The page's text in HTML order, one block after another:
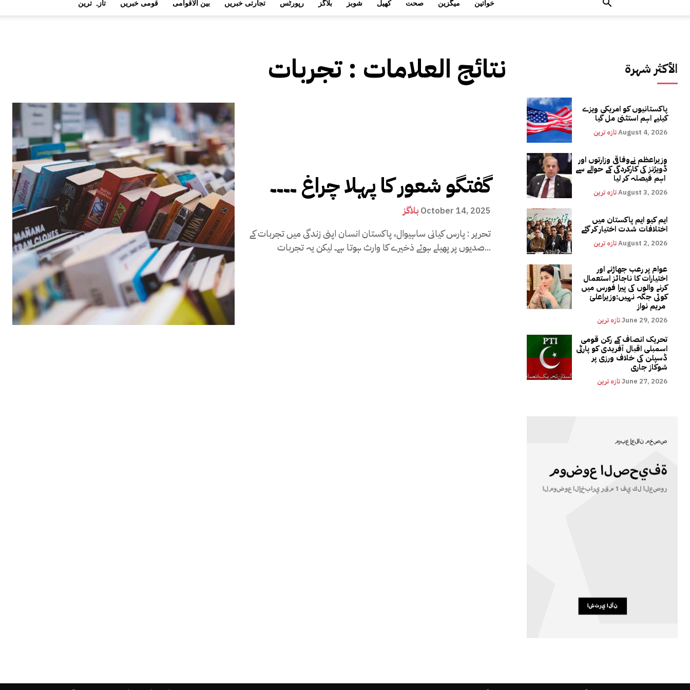
تازہ ترین قومی خبریں بین الاقوامی تجارتی خبریں رپورٹس بلاگز شوبز کھیل صحت میگزین خواتین
نتائج العلامات :تجربات
گفتگو شعور کا پہلا چراغ ۔۔۔۔
بلاگز October 14, 2025
تحریر : پارس کیانی ساہیوال، پاکستان انسان اپنی زندگی میں تجربات کے
صدیوں پر پھیلے ہوئے ذخیرے کا وارث ہوتا ہے۔ لیکن یہ تجربات...
الأكثر شهرة
پاکستانیوں کو امریکی ویزے
کیلیے اہم استثنیٰ مل گیا
تازہ ترینAugust 4, 2026
وزیراعظم نےوفاقی وزارتوں اور
ڈویژنز کی کارکردگی کے حوالے سے
تازہ ترینAugust 3, 2026
ایم کیو ایم پاکستان میں
اختلافات شدت اختیار کر گئے
تازہ ترینAugust 2, 2026
عوام پر رعب جھاڑنے اور
اختیارات کا ناجائز استعمال
کرنے والوں کی پیرا فورس میں
کوئی جگہ نہیں:وزیراعلیٰ
تازہ ترینJune 29, 2026
تحریک انصاف کے رکن قومی
اسمبلی اقبال آفریدی کو پارٹی
ڈسپلن کی خلاف ورزی پر
شوکاز جاری
تازہ ترینJune 27, 2026